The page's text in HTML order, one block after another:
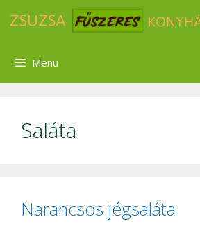
Menu
Saláta
Narancsos jégsaláta